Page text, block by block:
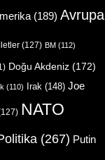
(189) Avrupa
(127) BM (112)
Doğu Akdeniz (172)
(110) Irak (148) Joe
NATO
(267) Putin